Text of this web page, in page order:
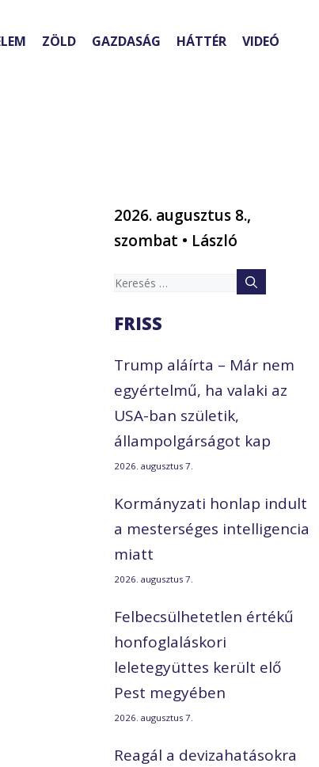
ZÖLD GAZDASÁG HÁTTÉR VIDEÓ
2026. augusztus 8.,
szombat • László
Keresés:
FRISS
Trump aláírta – Már nem
egyértelmű, ha valaki az
USA-ban születik,
állampolgárságot kap
2026. augusztus 7.
Kormányzati honlap indult
a mesterséges intelligencia
miatt
2026. augusztus 7.
Felbecsülhetetlen értékű
honfoglaláskori
leletegyüttes került elő
Pest megyében
2026. augusztus 7.
Reagál a devizahatásokra